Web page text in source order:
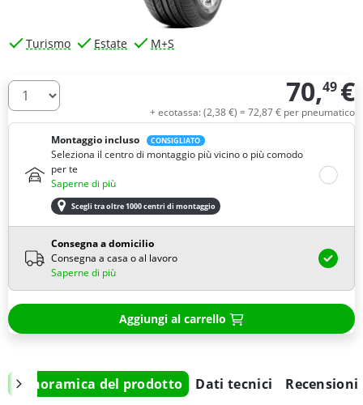
Turismo Estate M+S
Quantità 70,49 €
+ ecotassa: (2,38€) = 72,87€ per pneumatico
Montaggio incluso
CONSIGLIATO
Seleziona il centro di montaggio più vicino o più comodo
per te
Saperne di più
Scegli tra oltre 1000 centri di montaggio
Consegna a domicilio
Consegna a casa o al lavoro
Saperne di più
Aggiungi al carrello
Panoramica del prodotto Dati tecnici Recensioni